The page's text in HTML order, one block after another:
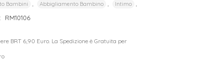
Bambini Abbigliamento Bambino Intimo
RM10106
BRT 6,90 Euro. La Spedizione è Gratuita per